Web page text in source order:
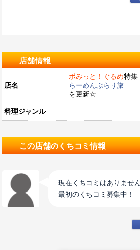
店舗情報
店名
ポみっと！ぐるめ特集
らーめんぶらり旅
を更新☆
料理ジャンル
この店舗のくちコミ情報
現在くちコミはありません
最初のくちコミ募集中！